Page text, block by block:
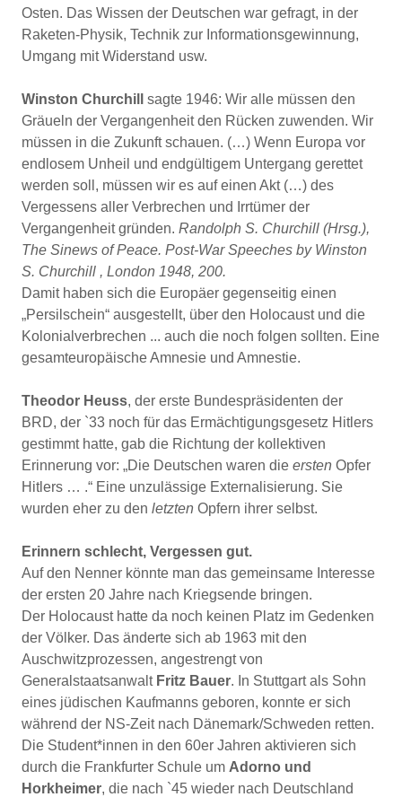
Osten. Das Wissen der Deutschen war gefragt, in der
Raketen-Physik, Technik zur Informationsgewinnung,
Umgang mit Widerstand usw.
Winston Churchill
sagte 1946: Wir alle müssen den
Gräueln der Vergangenheit den Rücken zuwenden. Wir
müssen in die Zukunft schauen. (…) Wenn Europa vor
endlosem Unheil und endgültigem Untergang gerettet
werden soll, müssen wir es auf einen Akt (…) des
Vergessens aller Verbrechen und Irrtümer der
Vergangenheit gründen. Randolph S. Churchill (Hrsg.),
The Sinews of Peace. Post-War Speeches by Winston
S. Churchill , London 1948, 200.
Damit haben sich die Europäer gegenseitig einen
„Persilschein“ ausgestellt, über den Holocaust und die
Kolonialverbrechen ... auch die noch folgen sollten. Eine
gesamteuropäische Amnesie und Amnestie.
Theodor Heuss, der erste Bundespräsidenten der
BRD, der `33 noch für das Ermächtigungsgesetz Hitlers
gestimmt hatte, gab die Richtung der kollektiven
Erinnerung vor: „Die Deutschen waren die ersten Opfer
Hitlers … .“ Eine unzulässige Externalisierung. Sie
wurden eher zu den letzten Opfern ihrer selbst.
Erinnern schlecht, Vergessen gut.
Auf den Nenner könnte man das gemeinsame Interesse
der ersten 20 Jahre nach Kriegsende bringen.
Der Holocaust hatte da noch keinen Platz im Gedenken
der Völker. Das änderte sich ab 1963 mit den
Auschwitzprozessen, angestrengt von
Generalstaatsanwalt Fritz Bauer. In Stuttgart als Sohn
eines jüdischen Kaufmanns geboren, konnte er sich
während der NS-Zeit nach Dänemark/Schweden retten.
Die Student*innen in den 60er Jahren aktivieren sich
durch die Frankfurter Schule um Adorno und
Horkheimer, die nach `45 wieder nach Deutschland